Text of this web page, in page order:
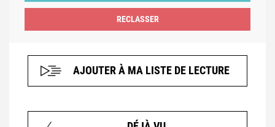
AJOUTER À MA LISTE DE LECTURE